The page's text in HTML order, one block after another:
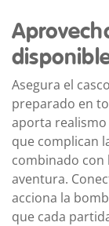
Asegura el
preparado en
aporta
que complican
combinado con
aventura.
acciona la
que cada